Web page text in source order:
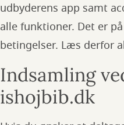
udbyderens app samt
alle funktioner. Det er
betingelser. Læs derfor
Indsamling
ishojbib.dk